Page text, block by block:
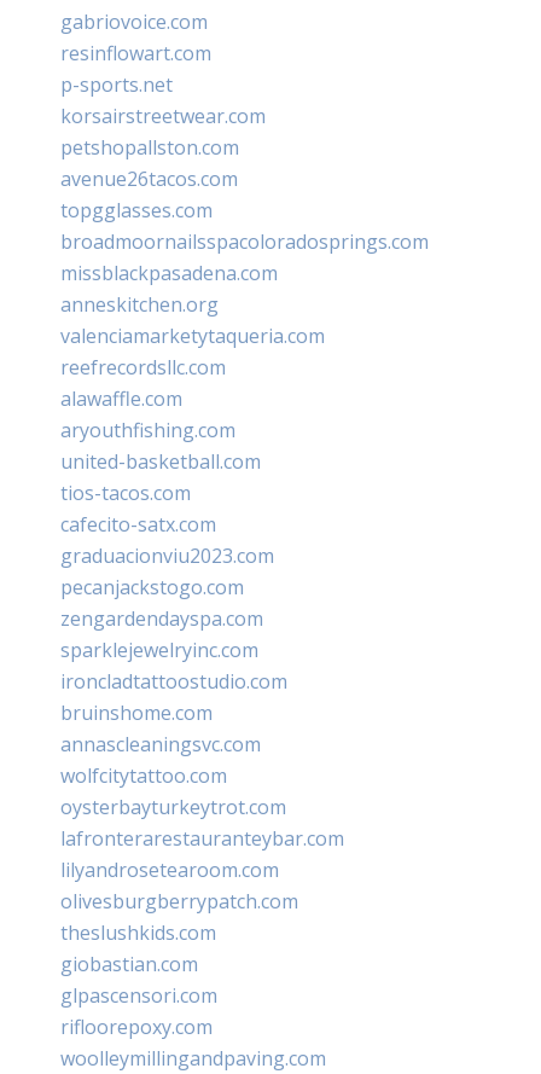
gabriovoice.com
resinflowart.com
p-sports.net
korsairstreetwear.com
petshopallston.com
avenue26tacos.com
topgglasses.com
broadmoornailsspacoloradosprings.com
missblackpasadena.com
anneskitchen.org
valenciamarketytaqueria.com
reefrecordsllc.com
alawaffle.com
aryouthfishing.com
united-basketball.com
tios-tacos.com
cafecito-satx.com
graduacionviu2023.com
pecanjackstogo.com
zengardendayspa.com
sparklejewelryinc.com
ironcladtattoostudio.com
bruinshome.com
annascleaningsvc.com
wolfcitytattoo.com
oysterbayturkeytrot.com
lafronterarestauranteybar.com
lilyandrosetearoom.com
olivesburgberrypatch.com
theslushkids.com
giobastian.com
glpascensori.com
rifloorepoxy.com
woolleymillingandpaving.com